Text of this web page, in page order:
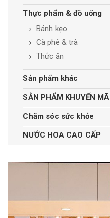
Thực phẩm & đồ uống
Bánh kẹo
Cà phê & trà
Thức ăn
Sản phẩm khác
SẢN PHẨM KHUYẾN MÃI
Chăm sóc sức khỏe
NƯỚC HOA CAO CẤP